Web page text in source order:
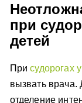
при
детей
Присудорогах
вызвать врача.
отделение